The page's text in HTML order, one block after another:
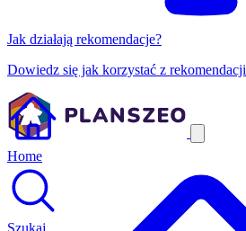
Jak działają rekomendacje?
Dowiedz się jak korzystać z rekomendacji
Home
Szukaj